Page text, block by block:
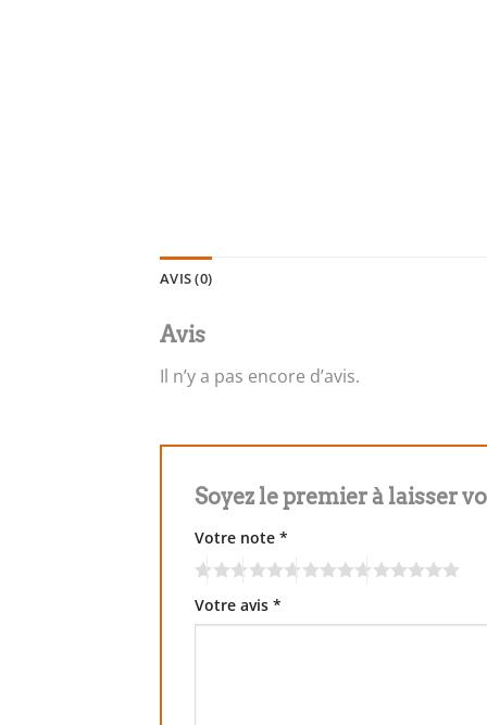
AVIS (0)
Avis
Il n’y a pas encore d’avis.
Soyez le premier à laisser
Votre note *
Votre avis *